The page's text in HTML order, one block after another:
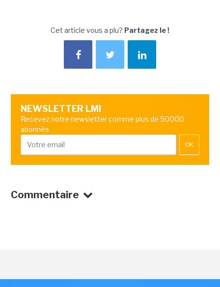
Cet article vous a plu? Partagez le !
NEWSLETTER LMI
Recevez notre newsletter comme plus de 50000
abonnés
OK
Commentaire